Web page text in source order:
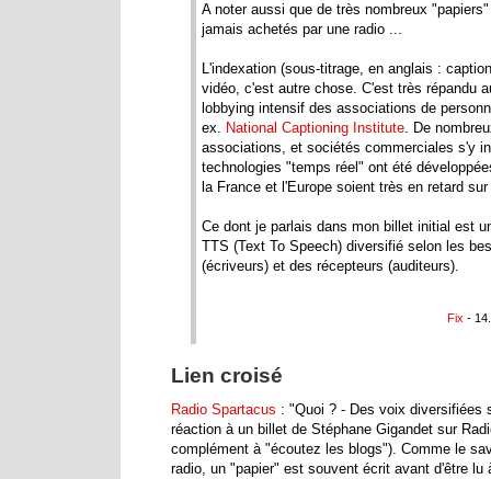
A noter aussi que de très nombreux
jamais achetés par une radio ...
L'indexation (sous-titrage, en anglais :
vidéo, c'est autre chose. C'est très répandu
lobbying intensif des associations de
ex. National Captioning Institute. De
associations, et sociétés commerciales s'y
technologies "temps réel" ont été
la France et l'Europe soient très en retard
Ce dont je parlais dans mon billet initial est
TTS (Text To Speech) diversifié selon les
(écriveurs) et des récepteurs (auditeurs).
Fix -
Lien croisé
Radio Spartacus : "Quoi ? - Des voix diversifiées
réaction à un billet de Stéphane Gigandet sur
complément à "écoutez les blogs"). Comme le
radio, un "papier" est souvent écrit avant d'être lu